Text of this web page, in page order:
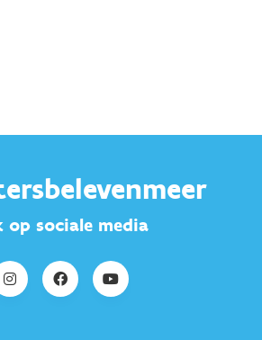
op sociale media